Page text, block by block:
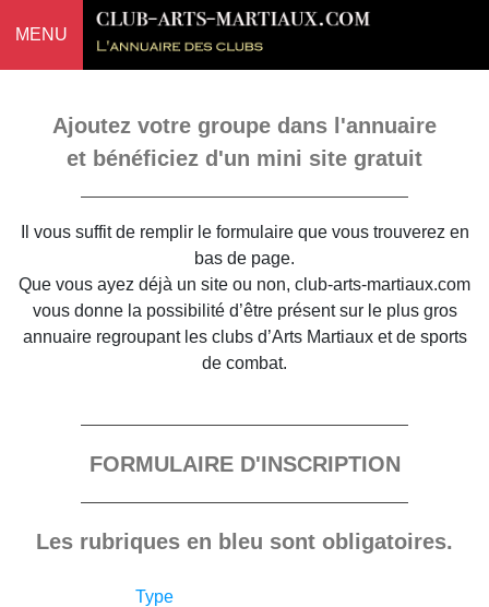
MENU
Ajoutez votre groupe dans l'annuaire
et bénéficiez d'un mini site gratuit
Il vous suffit de remplir le formulaire que vous trouverez en
bas de page.
Que vous ayez déjà un site ou non, club-arts-martiaux.com
vous donne la possibilité d’être présent sur le plus gros
annuaire regroupant les clubs d’Arts Martiaux et de sports
de combat.
FORMULAIRE D'INSCRIPTION
Les rubriques en bleu sont obligatoires.
Type